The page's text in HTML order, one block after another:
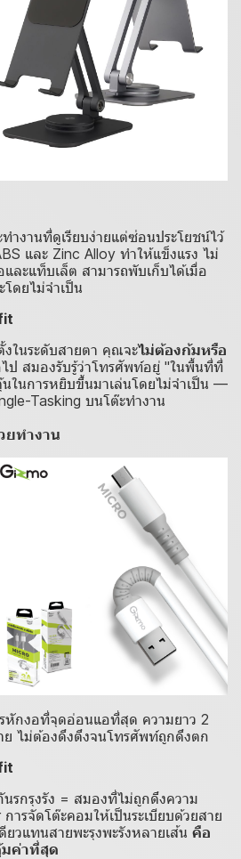
ำงานที่ดูเรียบง่ายแต่ซ่อนประโยชน์ไว้
และ Zinc Alloy ทำให้แข็งแรง ไม่
ละแท็บเล็ต สามารถพับเก็บได้เมื่อ
ดยไม่จำเป็น
ในระดับสายตา คุณจะไม่ต้องก้มหรือ
ป สมองรับรู้ว่าโทรศัพท์อยู่ "ในพื้นที่ที่
ในการหยิบขึ้นมาเล่นโดยไม่จำเป็น —
Tasking บนโต๊ะทำงาน
ยทำงาน
หักงอที่จุดอ่อนแอที่สุด ความยาว 2
ย ไม่ต้องดึงตึงจนโทรศัพท์ถูกดึงตก
รกรุงรัง = สมองที่ไม่ถูกดึงความ
ารจัดโต๊ะคอมให้เป็นระเบียบด้วยสาย
วแทนสายพะรุงพะรังหลายเส้น คือ
ค่าที่สุด